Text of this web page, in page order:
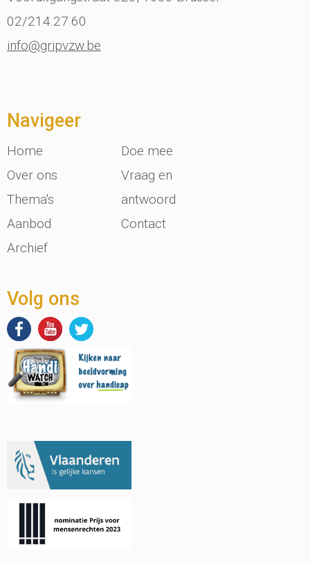
02/214.27.60
info@gripvzw.be
Navigeer
Home
Over ons
Thema's
Aanbod
Archief
Doe mee
Vraag en
antwoord
Contact
Volg ons